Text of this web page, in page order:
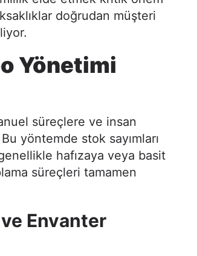
doğrudan müşteri
Yönetimi
süreçlere ve insan
yöntemde stok sayımları
hafızaya veya basit
süreçleri tamamen
Envanter